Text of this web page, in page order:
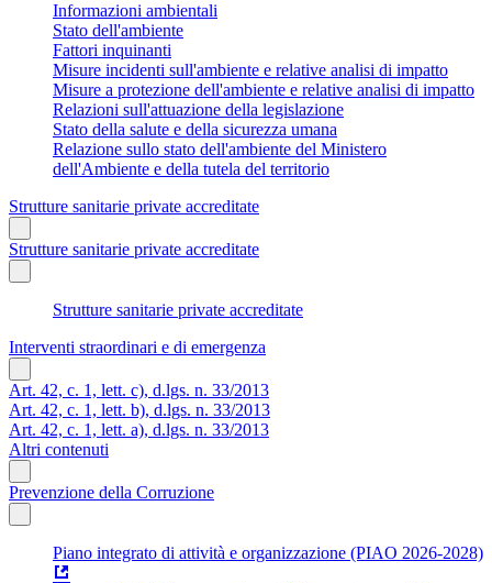
Informazioni ambientali
Stato dell'ambiente
Fattori inquinanti
Misure incidenti sull'ambiente e relative analisi di impatto
Misure a protezione dell'ambiente e relative analisi di impatto
Relazioni sull'attuazione della legislazione
Stato della salute e della sicurezza umana
Relazione sullo stato dell'ambiente del Ministero
dell'Ambiente e della tutela del territorio
Strutture sanitarie private accreditate
Strutture sanitarie private accreditate
Strutture sanitarie private accreditate
Interventi straordinari e di emergenza
Art. 42, c. 1, lett. c), d.lgs. n. 33/2013
Art. 42, c. 1, lett. b), d.lgs. n. 33/2013
Art. 42, c. 1, lett. a), d.lgs. n. 33/2013
Altri contenuti
Prevenzione della Corruzione
Piano integrato di attività e organizzazione (PIAO 2026-2028)